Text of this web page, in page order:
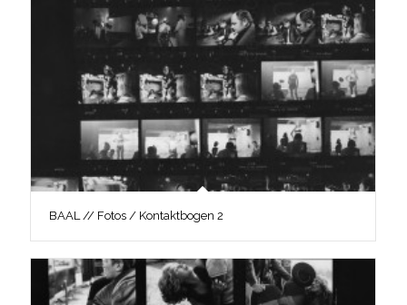
BAAL // Fotos / Kontaktbogen 2